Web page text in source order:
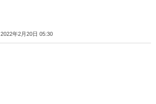
2022年2月20日 05:30